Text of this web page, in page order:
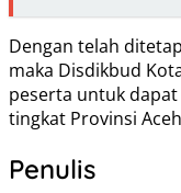
Dengan telah
maka Disdikbud
peserta untuk
tingkat Provinsi
Penulis